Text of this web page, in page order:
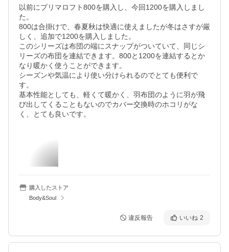
以前にプリマロフト800を購入し、今回1200を購入しまし
た。
800は合掛けで、春夏秋は快適に使えましたが冬はさすが厳
しく、追加で1200を購入しました。
このシリーズは布団の端にスナップがついていて、同じシ
リーズの布団を連結できます。800と1200を連結するとか
なり暖かく使うことができます。
シーズンや気温により使い分けられるのでとても便利で
す。
基本性能としても、軽くて暖かく、羽布団のように羽が飛
び出してくることもないのでカバー交換時のホコリがな
く、とても良いです。
購入したストア
Body&Soul
違反報告 いいね 2